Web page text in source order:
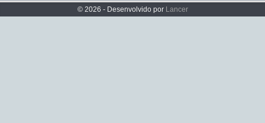
© 2026 - Desenvolvido por Lancer